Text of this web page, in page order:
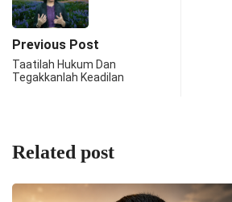
Previous Post
Taatilah Hukum Dan
Tegakkanlah Keadilan
Related post